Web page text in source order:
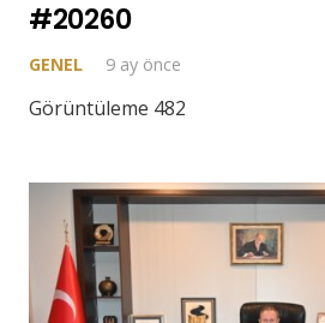
#20260
GENEL 9 ay önce
Görüntüleme 482